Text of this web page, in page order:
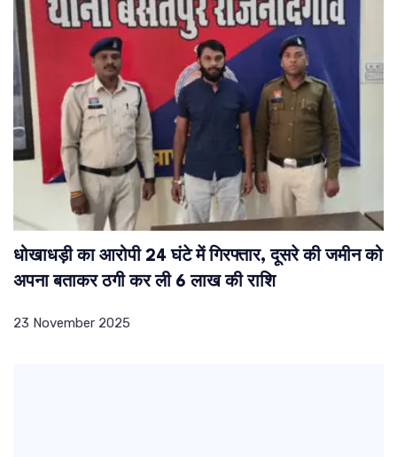
धोखाधड़ी का आरोपी 24 घंटे में गिरफ्तार, दूसरे की जमीन को
अपना बताकर ठगी कर ली 6 लाख की राशि
23 November 2025